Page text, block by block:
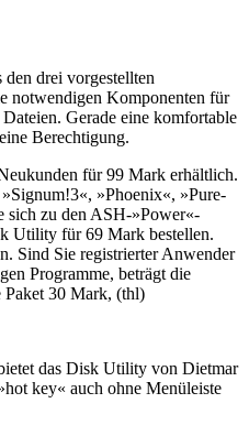
drei vorgestellten
notwendigen Komponenten für
Gerade eine komfortable
Berechtigung.
für 99 Mark erhältlich.
»Phoenix«, »Pure-
sich zu den ASH-»Power«-
Utility für 69 Mark bestellen.
Sind Sie registrierter Anwender
Programme, beträgt die
Paket 30 Mark, (thl)
das Disk Utility von Dietmar
key« auch ohne Menüleiste